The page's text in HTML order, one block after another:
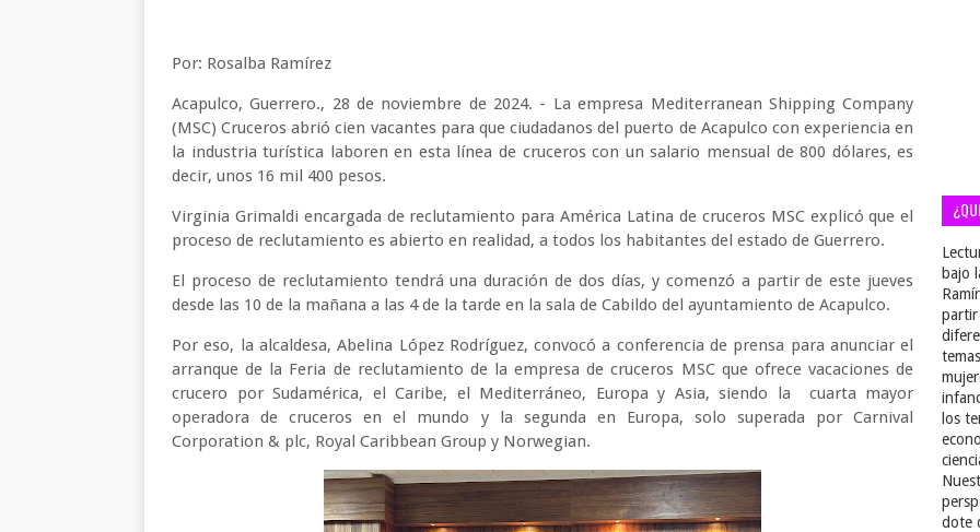
Por: Rosalba Ramírez
Acapulco, Guerrero., 28 de noviembre de 2024. - La empresa Mediterranean Shipping Company
(MSC) Cruceros abrió cien vacantes para que ciudadanos del puerto de Acapulco con experiencia en
la industria turística laboren en esta línea de cruceros con un salario mensual de 800 dólares, es
decir, unos 16 mil 400 pesos.
Virginia Grimaldi encargada de reclutamiento para América Latina de cruceros MSC explicó que el
proceso de reclutamiento es abierto en realidad, a todos los habitantes del estado de Guerrero.
El proceso de reclutamiento tendrá una duración de dos días, y comenzó a partir de este jueves
desde las 10 de la mañana a las 4 de la tarde en la sala de Cabildo del ayuntamiento de Acapulco.
Por eso, la alcaldesa, Abelina López Rodríguez, convocó a conferencia de prensa para anunciar el
arranque de la Feria de reclutamiento de la empresa de cruceros MSC que ofrece vacaciones de
crucero por Sudamérica, el Caribe, el Mediterráneo, Europa y Asia, siendo la cuarta mayor
operadora de cruceros en el mundo y la segunda en Europa,​ solo superada por Carnival
Corporation & plc, Royal Caribbean Group y Norwegian.
bajo
partir
los
dote